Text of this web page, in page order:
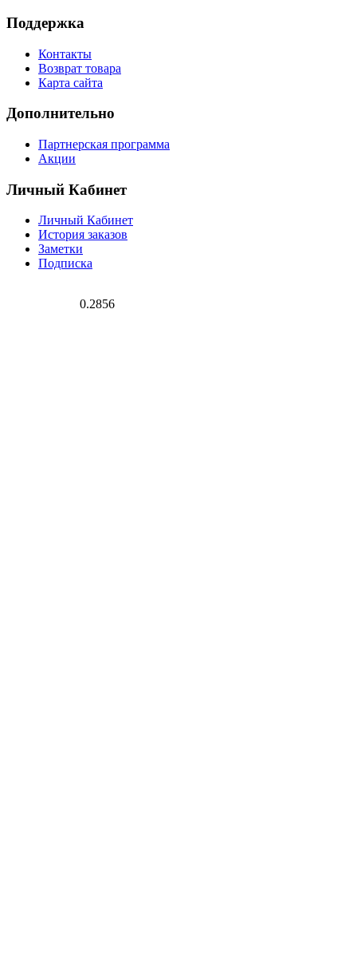
Поддержка
Контакты
Возврат товара
Карта сайта
Дополнительно
Партнерская программа
Акции
Личный Кабинет
Личный Кабинет
История заказов
Заметки
Подписка
0.2856